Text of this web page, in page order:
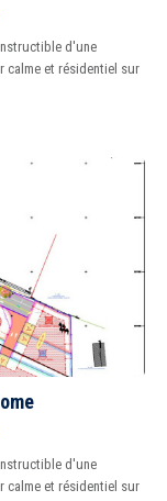
d'une
calme et résidentiel sur
d'une
calme et résidentiel sur